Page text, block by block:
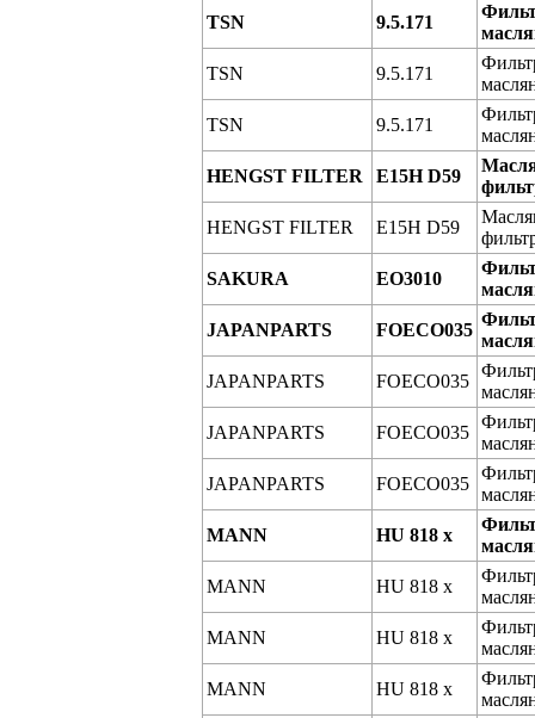
TSN
9.5.171
TSN
9.5.171
TSN
9.5.171
HENGST FILTER
E15H D59
HENGST FILTER
E15H D59
SAKURA
EO3010
JAPANPARTS
FOECO035
JAPANPARTS
FOECO035
JAPANPARTS
FOECO035
JAPANPARTS
FOECO035
MANN
HU 818 x
MANN
HU 818 x
MANN
HU 818 x
MANN
HU 818 x